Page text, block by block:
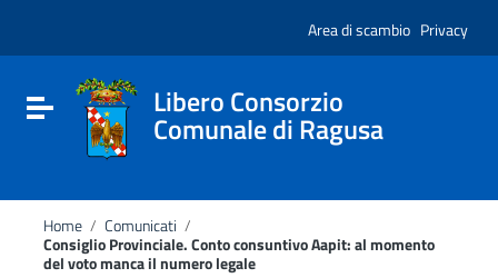
sito
include
Vai al footer
Area di scambio Privacy
Attiva / disattiva la navigazione
Libero Consorzio
Comunale di Ragusa
Home / Comunicati /
Consiglio Provinciale. Conto consuntivo Aapit: al momento
del voto manca il numero legale